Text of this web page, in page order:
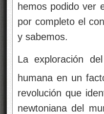
hemos podido ver
por completo el
y sabemos.
La exploración
humana en un
revolución que
newtoniana del